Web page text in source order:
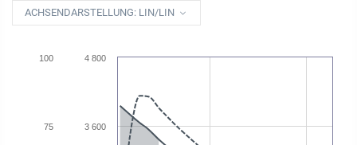
ACHSENDARSTELLUNG: LIN/LIN
3 600
4 800
75
100